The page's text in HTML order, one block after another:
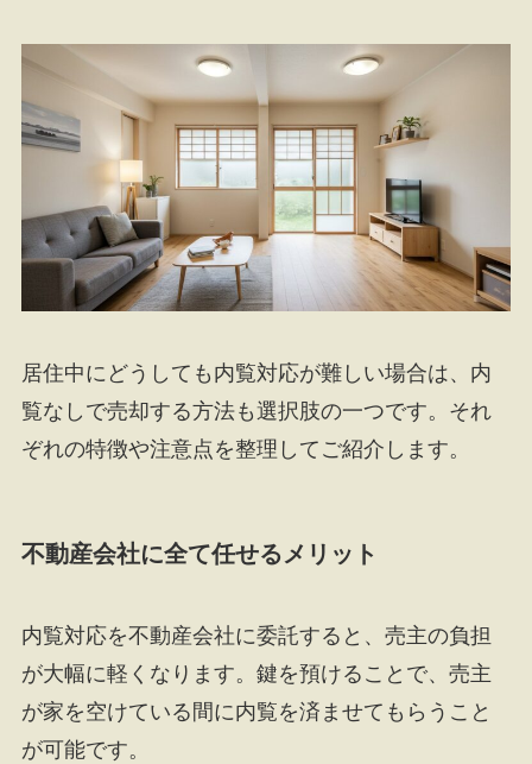
居住中にどうしても内覧対応が難しい場合は、内
覧なしで売却する方法も選択肢の一つです。それ
ぞれの特徴や注意点を整理してご紹介します。
不動産会社に全て任せるメリット
内覧対応を不動産会社に委託すると、売主の負担
が大幅に軽くなります。鍵を預けることで、売主
が家を空けている間に内覧を済ませてもらうこと
が可能です。